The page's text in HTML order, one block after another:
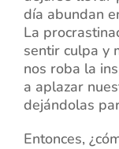
día abundan
La
sentir culpa y
nos roba la
a aplazar
dejándolas
Entonces,